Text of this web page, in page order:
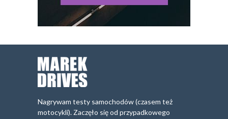
Nagrywam testy samochodów (czasem też
motocykli). Zaczęło się od przypadkowego